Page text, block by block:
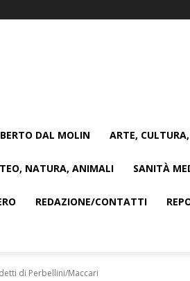
DAL MOLIN ARTE,
NATURA, ANIMALI SANITÀ
REDAZIONE/CONTATTI
di Perbellini/Maccari